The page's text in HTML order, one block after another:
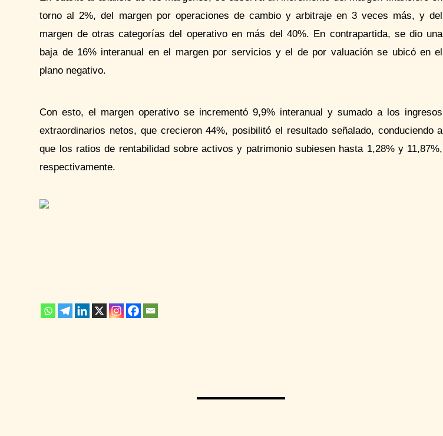
torno al 2%, del margen por operaciones de cambio y arbitraje en 3 veces más, y del
margen de otras categorías del operativo en más del 40%. En contrapartida, se dio una
baja de 16% interanual en el margen por servicios y el de por valuación se ubicó en el
plano negativo.
Con esto, el margen operativo se incrementó 9,9% interanual y sumado a los ingresos
extraordinarios netos, que crecieron 44%, posibilitó el resultado señalado, conduciendo a
que los ratios de rentabilidad sobre activos y patrimonio subiesen hasta 1,28% y 11,87%,
respectivamente.